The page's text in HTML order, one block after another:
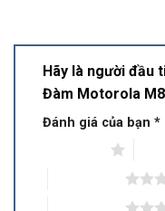
Hãy là người đầu
Đàm Motorola
Đánh giá của bạn *